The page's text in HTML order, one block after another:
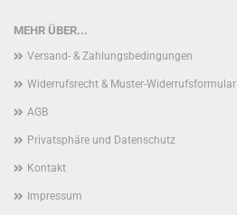
MEHR ÜBER...
Versand- & Zahlungsbedingungen
Widerrufsrecht & Muster-Widerrufsformular
AGB
Privatsphäre und Datenschutz
Kontakt
Impressum